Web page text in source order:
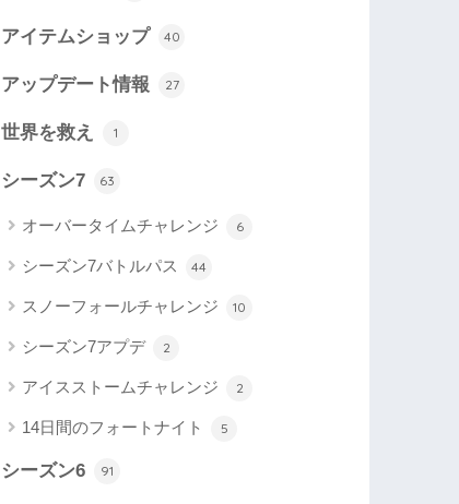
アイテムショップ 40
アップデート情報 27
世界を救え 1
シーズン7 63
オーバータイムチャレンジ 6
シーズン7バトルパス 44
スノーフォールチャレンジ 10
シーズン7アプデ 2
アイスストームチャレンジ 2
14日間のフォートナイト 5
シーズン6 91